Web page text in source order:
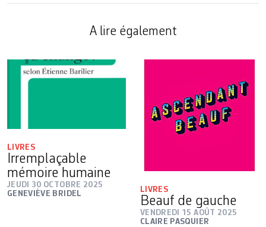
A lire également
LIVRES
Irremplaçable
mémoire humaine
JEUDI 30 OCTOBRE 2025
GENEVIÈVE BRIDEL
LIVRES
Beauf de gauche
VENDREDI 15 AOÛT 2025
CLAIRE PASQUIER